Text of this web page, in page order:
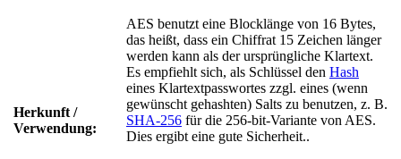
Herkunft /
Verwendung:
AES benutzt eine Blocklänge von 16 Bytes,
das heißt, dass ein Chiffrat 15 Zeichen länger
werden kann als der ursprüngliche Klartext.
Es empfiehlt sich, als Schlüssel den Hash
eines Klartextpasswortes zzgl. eines (wenn
gewünscht gehashten) Salts zu benutzen, z. B.
SHA-256 für die 256-bit-Variante von AES.
Dies ergibt eine gute Sicherheit..